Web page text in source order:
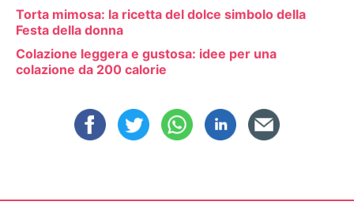
Torta mimosa: la ricetta del dolce simbolo della
Festa della donna
Colazione leggera e gustosa: idee per una
colazione da 200 calorie